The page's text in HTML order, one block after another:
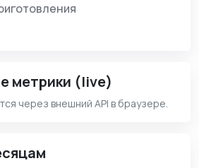
метрики (live)
через внешний API в браузере.